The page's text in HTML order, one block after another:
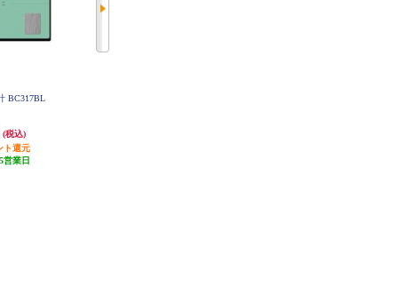
BC317BL
(税込)
ト還元
5営業日